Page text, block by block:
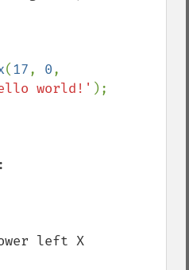
(17, 0
world!' );